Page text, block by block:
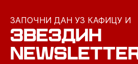
ЗАПОЧНИ ДАН УЗ КАФИЦУ И
ЗВЕЗДИН